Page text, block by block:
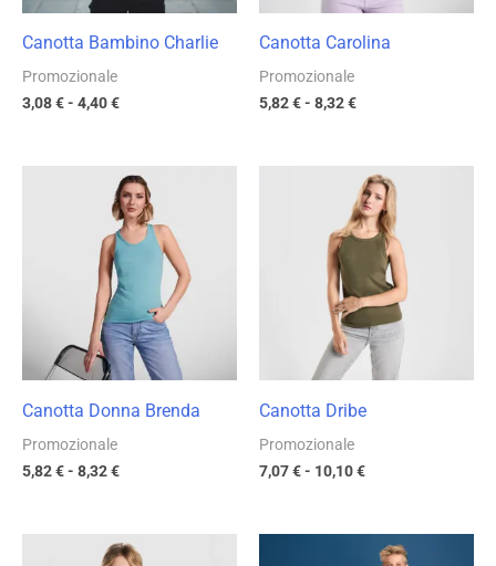
Canotta Bambino Charlie
Promozionale
3,08€- 4,40€
Canotta Carolina
Promozionale
5,82€- 8,32€
Canotta Donna Brenda
Promozionale
5,82€- 8,32€
Fascia
di
prezzo:
da
5,82 €
a
8,32 €
Canotta Dribe
Promozionale
7,07€- 10,10€
Fascia
di
prezzo:
da
7,07 €
10,10 €
Fascia
Fascia